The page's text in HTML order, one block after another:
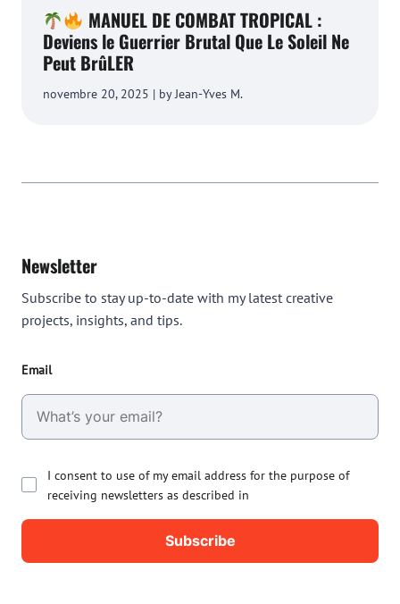
MANUEL DE COMBAT TROPICAL :
Deviens le Guerrier Brutal Que Le Soleil Ne
Peut BrûLER
novembre 20, 2025 | by Jean-Yves M.
Newsletter
Subscribe to stay up-to-date with my latest creative
projects, insights, and tips.
Email
I consent to use of my email address for the purpose of
receiving newsletters as described in